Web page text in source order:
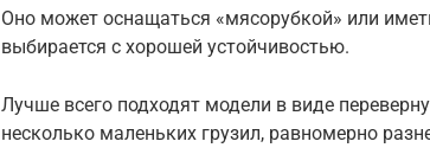
Оно может оснащаться «мясорубкой» или
выбирается с хорошей устойчивостью.
Лучше всего подходят модели в виде
несколько маленьких грузил, равномерно